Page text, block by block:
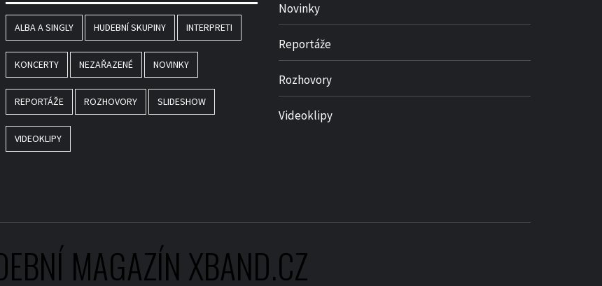
ALBA A SINGLY HUDEBNÍ SKUPINY INTERPRETI
KONCERTY NEZAŘAZENÉ NOVINKY
REPORTÁŽE ROZHOVORY SLIDESHOW
VIDEOKLIPY
Novinky
Reportáže
Rozhovory
Videoklipy
MAGAZÍN XBAND.CZ